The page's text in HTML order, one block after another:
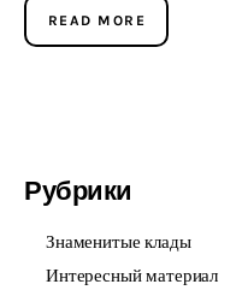
READ MORE
Рубрики
Знаменитые клады
Интересный материал